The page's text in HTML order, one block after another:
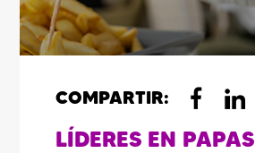
COMPARTIR:
LÍDERES EN PAPAS